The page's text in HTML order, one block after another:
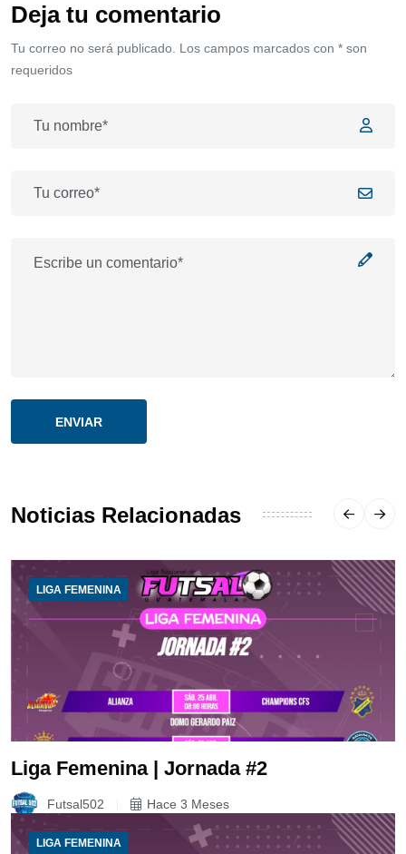
Deja tu comentario
Tu correo no será publicado. Los campos marcados con * son
requeridos
ENVIAR
Noticias Relacionadas
LIGA FEMENINA
Liga Femenina | Jornada #2
Futsal502 Hace 3 Meses
LIGA FEMENINA